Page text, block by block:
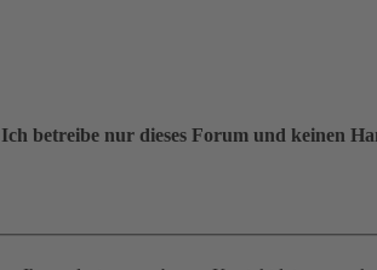
betreibe nur dieses Forum und keinen